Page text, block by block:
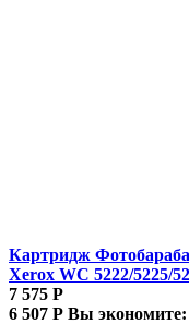
Картридж
Xerox WC 5222/5225/
7 575 Р
6 507 Р Вы экономите: